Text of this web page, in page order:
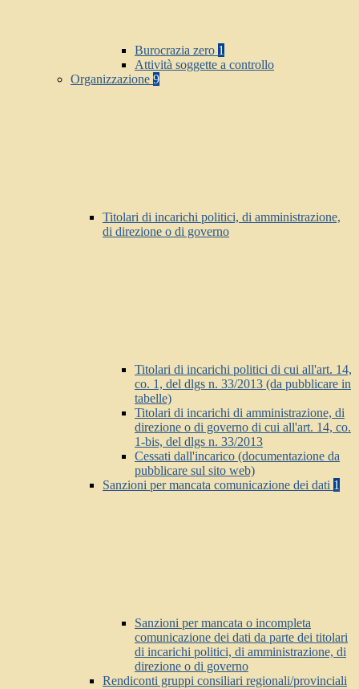
Burocrazia zero 1
Attività soggette a controllo
Organizzazione 9
Titolari di incarichi politici, di amministrazione,
di direzione o di governo
Titolari di incarichi politici di cui all'art. 14,
co. 1, del dlgs n. 33/2013 (da pubblicare in
tabelle)
Titolari di incarichi di amministrazione, di
direzione o di governo di cui all'art. 14, co.
1-bis, del dlgs n. 33/2013
Cessati dall'incarico (documentazione da
pubblicare sul sito web)
Sanzioni per mancata comunicazione dei dati 1
Sanzioni per mancata o incompleta
comunicazione dei dati da parte dei titolari
di incarichi politici, di amministrazione, di
direzione o di governo
Rendiconti gruppi consiliari regionali/provinciali